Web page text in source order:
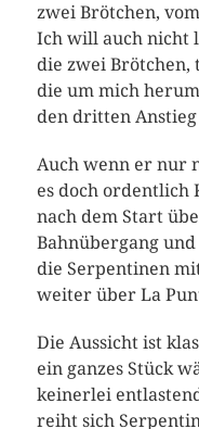
zwei Brötchen,
Ich will auch nicht
die zwei Brötchen,
die um mich
den dritten Anstieg
Auch wenn er nur
es doch ordentlich
nach dem Start
Bahnübergang
die Serpentinen
weiter über La
Die Aussicht ist
ein ganzes Stück
keinerlei
reiht sich